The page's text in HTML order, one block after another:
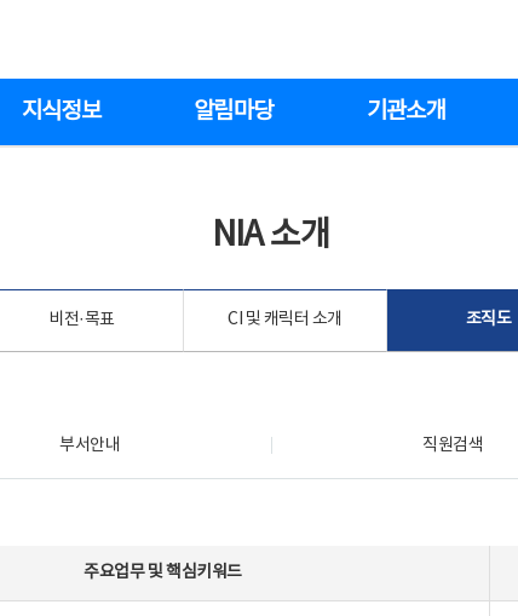
지식정보 알림마당 기관소개
NIA 소개
비전·목표 CI 및 캐릭터 소개 조직도
부서안내 직원검색
주요업무및핵심키워드